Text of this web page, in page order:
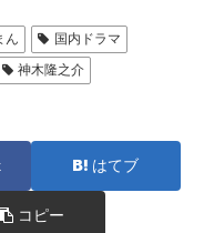
ん
国内ドラマ
神木隆之介
はてブ
コピー